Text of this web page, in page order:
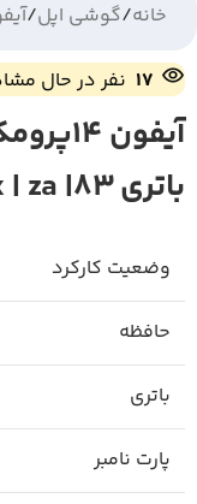
خانه گوشی اپل
17 نفر در حال
باتری 83| iPhone 14Promax | za
وضعیت کارکرد
حافظه
باتری
پارت نامبر